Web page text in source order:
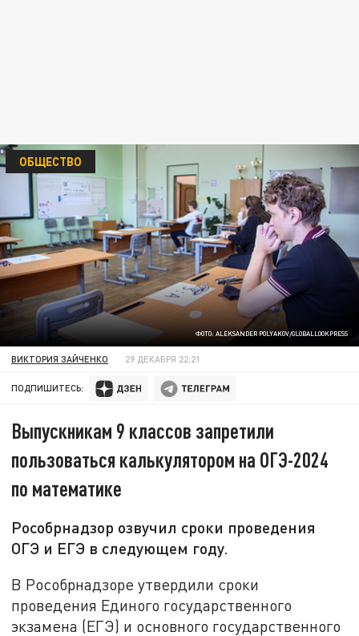
ФОТО: ALEKSANDER POLYAKOV/GLOBALLOOKPRESS
ОБЩЕСТВО
ВИКТОРИЯ ЗАЙЧЕНКО 29 ДЕКАБРЯ 22:21
ПОДПИШИТЕСЬ:
Выпускникам 9 классов запретили
пользоваться калькулятором на ОГЭ-2024
по математике
Рособрнадзор озвучил сроки проведения
ОГЭ и ЕГЭ в следующем году.
В Рособрнадзоре утвердили сроки
проведения Единого государственного
экзамена (ЕГЭ) и основного государственного